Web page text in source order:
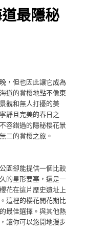
最隱秘
，但也因此讓它成為
道的賞櫻地點不像東
觀和無人打擾的美
靜且完美的春日之
容錯過的隱秘櫻花景
二的賞櫻之旅。
園卻能提供一個比較
的星形要塞，還是一
花在這片歷史遺址上
這裡的櫻花開花期比
最佳選擇。與其他熱
讓你可以悠閒地漫步